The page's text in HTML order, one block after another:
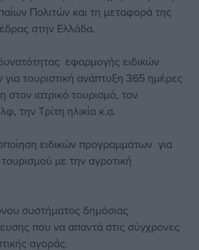
Πολιτών και τη μεταφορά της
στην Ελλάδα.
εφαρμογής ειδικών
τουριστική ανάπτυξη 365 ημέρες
ιατρικό τουρισμό, τον
την Τρίτη ηλικία κ.α.
ειδικών προγραμμάτων για
με την αγροτική
συστήματος δημόσιας
που να απαντά στις σύγχρονες
αγοράς.